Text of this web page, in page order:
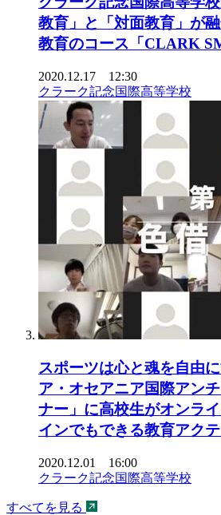
教育」と「対面教育」が
教育のコース「CLARK
2020.12.17 12:30
クラーク記念国際高等学校
スポーツは心と魂を自由
ア・オセアニア国際アン
ナー」に高校生がオンラ
インでもできる教育アク
2020.12.01 16:00
クラーク記念国際高等学校
すべてを見る